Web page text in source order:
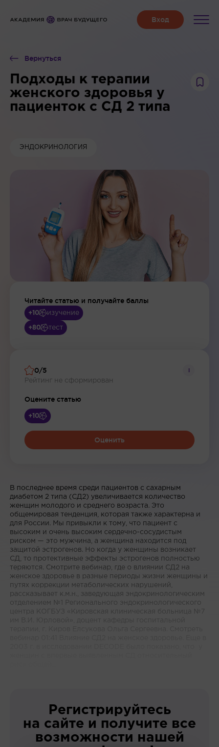
Вернуться
Подходы к терапии
женского здоровья у
пациенток с СД 2 типа
ЭНДОКРИНОЛОГИЯ
Читайте статью и получайте баллы
+10 изучение
+80 тест
0/5
Рейтинг не сформирован
i
Оцените статью
+10
Оценить
В последнее время среди пациентов с сахарным
диабетом 2 типа (СД2) увеличивается количество
женщин молодого и среднего возраста. Это
общемировая тенденция, которая также характерна и
для России. Мы привыкли к тому, что пациент с
высоким и очень высоким сердечно-сосудистым
риском — это мужчина, а женщина находится под
защитой эстрогенов. Но когда у женщины возникает
СД, то протективные эффекты эстрогенов полностью
теряются. Смотрите вебинар, где о влиянии СД2 на
женское здоровье в разные периоды жизни женщины и
путях коррекции метаболических нарушений,
рассказывает к.м.н., заведующая эндокринологическим
отделением №1 Регионального эндокринологического
центра КОГБУЗ «Кировская клиническая больница №7
Регистрируйтесь
на сайте и получите все
возможности нашей